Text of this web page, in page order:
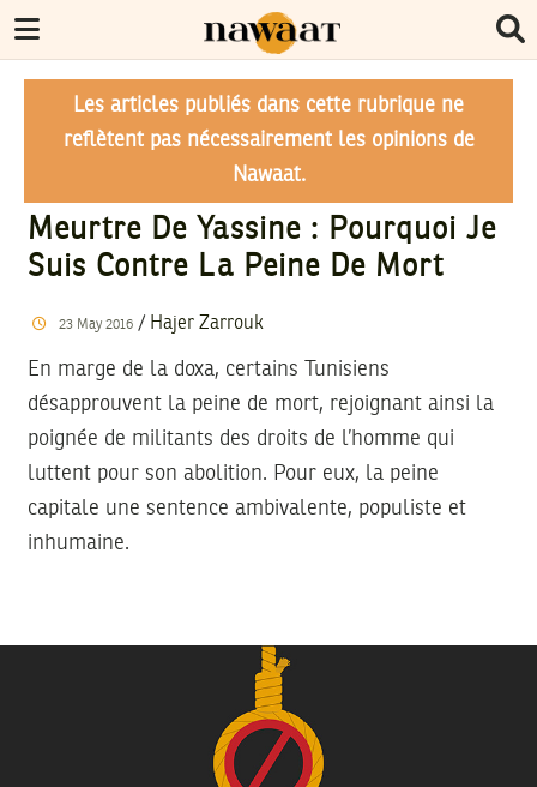
Les articles publiés dans cette rubrique ne
reflètent pas nécessairement les opinions de
Nawaat.
Meurtre De Yassine : Pourquoi Je
Suis Contre La Peine De Mort
23 May 2016/ Hajer Zarrouk
En marge de la doxa, certains Tunisiens
désapprouvent la peine de mort, rejoignant ainsi la
poignée de militants des droits de l’homme qui
luttent pour son abolition. Pour eux, la peine
capitale une sentence ambivalente, populiste et
inhumaine.